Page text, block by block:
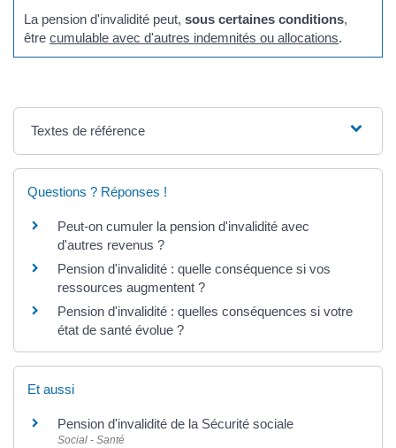
La pension d'invalidité peut,sous certaines conditions,
êtrecumulable avec d'autres indemnités ou allocations.
Textes de référence
Questions ? Réponses !
Peut-on cumuler la pension d'invalidité avec
d'autres revenus ?
Pension d'invalidité : quelle conséquence si vos
ressources augmentent ?
Pension d'invalidité : quelles conséquences si votre
état de santé évolue ?
Et aussi
Pension d'invalidité de la Sécurité sociale
Social - Santé